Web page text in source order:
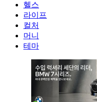
헬스
라이프
컬처
머니
테마